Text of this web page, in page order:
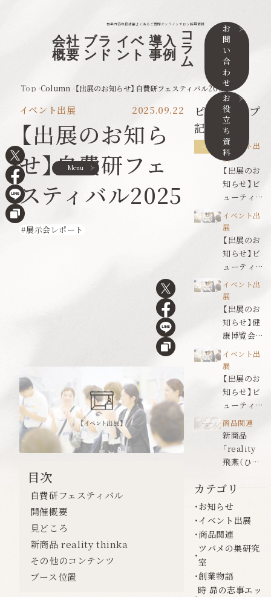
事業内容取扱店舗よくあるご質問オンラインサロン採用情報
会社
概要
ブラ
ンド
イベ
ント
導入
事例
コ
ラ
ム
お
問
い
合
わ
せ
お
役
立
ち
資
料
Menu
Top Column 【出展のお知らせ】自費研フェスティバル2025
イベント出展 2025.09.22
【出展のお知ら
せ】自費研フェ
スティバル2025
展示会レポート
目次
自費研フェスティバル
開催概要
見どころ
新商品 reality thinka
その他のコンテンツ
ブース位置
ピックアップ
記事
イベント出
展
【出展のお
知らせ】ビ
ューティワ
ールドジャ
パン東京
イベント出
展
【出展のお
知らせ】ビ
ューティワ
ールドジャ
パン名古屋
イベント出
展
【出展のお
知らせ】健
康博覧会
2026
イベント出
展
【出展のお
知らせ】ビ
ューティワ
ールドジャ
パン福岡
商品関連
新商品
「reality
飛燕（ひえ
お知らせ
カテゴリ
お知らせ
イベント出展
商品関連
ツバメの巣研究
室
創業物語
時 昴の志事エッ